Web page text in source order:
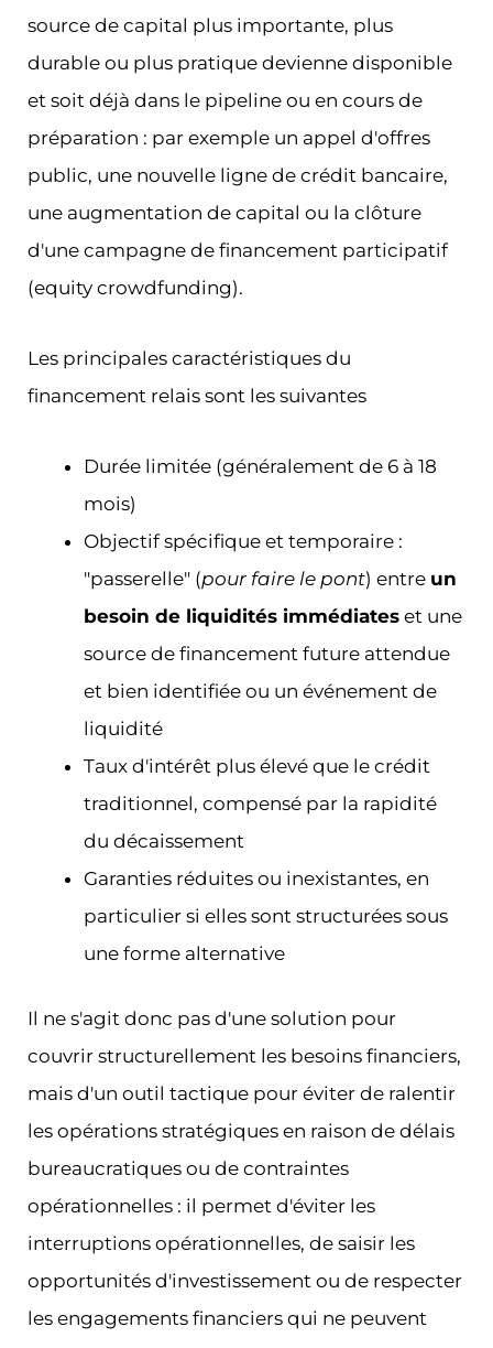
source de capital plus importante, plus
durable ou plus pratique devienne disponible
et soit déjà dans le pipeline ou en cours de
préparation : par exemple un appel d'offres
public, une nouvelle ligne de crédit bancaire,
une augmentation de capital ou la clôture
d'une campagne de financement participatif
(equity crowdfunding).
Les principales caractéristiques du
financement relais sont les suivantes
Durée limitée (généralement de 6 à 18
mois)
Objectif spécifique et temporaire :
"passerelle" (pour faire le pont) entre un
besoin de liquidités immédiates et une
source de financement future attendue
et bien identifiée ou un événement de
liquidité
Taux d'intérêt plus élevé que le crédit
traditionnel, compensé par la rapidité
du décaissement
Garanties réduites ou inexistantes, en
particulier si elles sont structurées sous
une forme alternative
Il ne s'agit donc pas d'une solution pour
couvrir structurellement les besoins financiers,
mais d'un outil tactique pour éviter de ralentir
les opérations stratégiques en raison de délais
bureaucratiques ou de contraintes
opérationnelles : il permet d'éviter les
interruptions opérationnelles, de saisir les
opportunités d'investissement ou de respecter
les engagements financiers qui ne peuvent